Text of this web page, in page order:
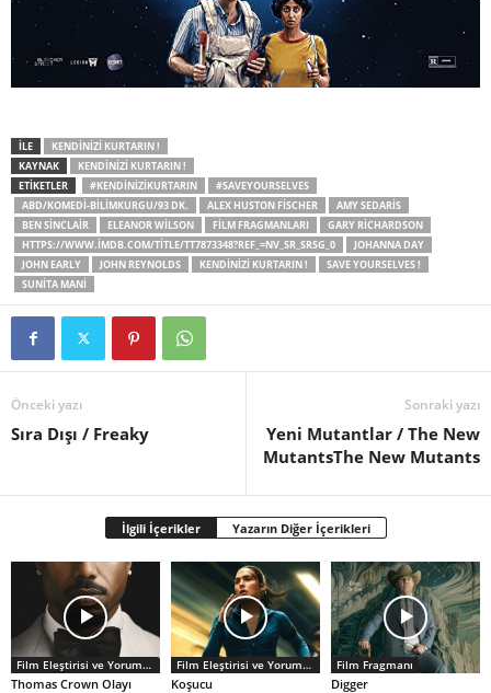
İLE
KENDINIZI KURTARIN !
KAYNAK
KENDINIZI KURTARIN !
ETİKETLER
#KENDINIZIKURTARIN
#SAVEYOURSELVES
ABD/KOMEDI-BILIMKURGU/93 DK.
ALEX HUSTON FISCHER
AMY SEDARIS
BEN SINCLAIR
ELEANOR WILSON FILM FRAGMANLARI
GARY RICHARDSON
HTTPS://WWW.IMDB.COM/TITLE/TT7873348?REF_=NV_SR_SRSG_0
JOHANNA DAY
JOHN EARLY
JOHN REYNOLDS KENDINIZI KURTARIN !
SAVE YOURSELVES !
SUNITA MANI
Önceki yazı
Sıra Dışı / Freaky
Sonraki yazı
Yeni Mutantlar / The New
MutantsThe New Mutants
İlgili İçerikler Yazarın Diğer İçerikleri
Film Eleştirisi ve Yorumlar
Thomas Crown Olayı
Film Eleştirisi ve Yorumlar
Koşucu
Film Fragmanı
Digger